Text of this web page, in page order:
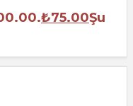
₺75.00Şu